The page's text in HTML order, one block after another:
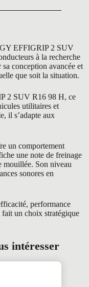
EFFIGRIP 2 SUV
à la recherche
conception avancée et
que soit la situation.
2 SUV R16 98 H, ce
utilitaires et
il s’adapte aux
un comportement
une note de freinage
mouillée. Son niveau
sonores en
performance
fait un choix stratégique
intéresser